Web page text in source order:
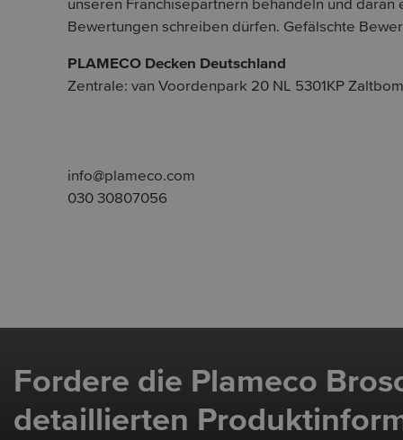
unseren Franchisepartnern behandeln und daran
Bewertungen schreiben dürfen. Gefälschte
PLAMECO Decken Deutschland
Zentrale: van Voordenpark 20 NL 5301KP
info@plameco.com
030 30807056
Fordere die Plameco
detaillierten